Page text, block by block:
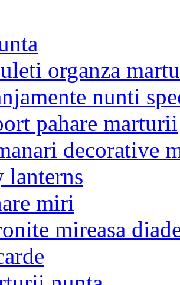
organza
nunti
pahare marturii
decorative
lanterns
miri
mireasa